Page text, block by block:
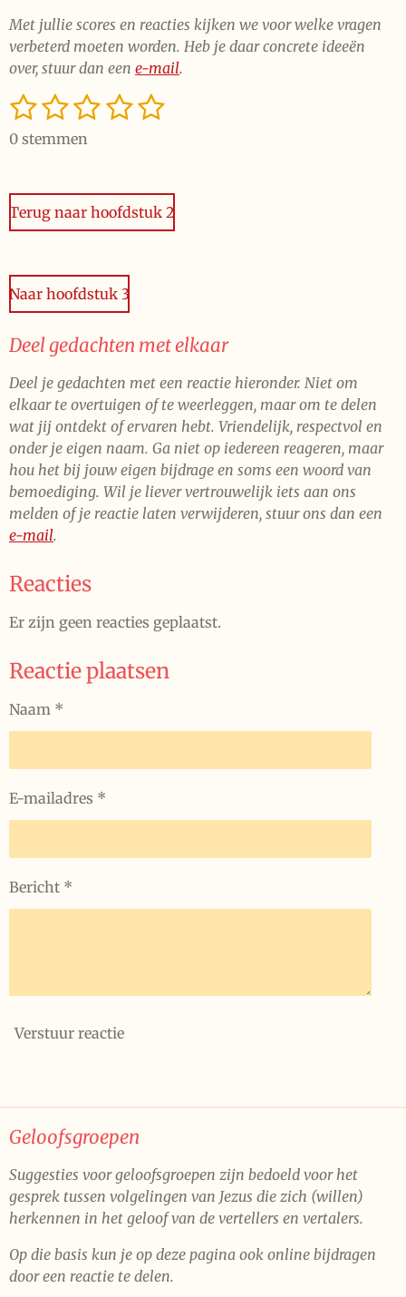
Met jullie scores en reacties kijken we voor welke vragen
verbeterd moeten worden. Heb je daar concrete ideeën
over, stuur dan een e-mail.
R
a
t
n
g
:
s
t
r
e
n
1
s
e
r
2
s
e
r
e
n
3
s
e
r
e
n
4
e
r
e
n
5
e
r
S
e
n
0 stemmen
Terug naar hoofdstuk 2
Naar hoofdstuk 3
Deel gedachten met elkaar
Deel je gedachten met een reactie hieronder. Niet om
elkaar te overtuigen of te weerleggen, maar om te delen
wat jij ontdekt of ervaren hebt. Vriendelijk, respectvol en
onder je eigen naam. Ga niet op iedereen reageren, maar
hou het bij jouw eigen bijdrage en soms een woord van
bemoediging. Wil je liever vertrouwelijk iets aan ons
melden of je reactie laten verwijderen, stuur ons dan een
e-mail.
Reacties
Er zijn geen reacties geplaatst.
Reactie plaatsen
Naam *
E-mailadres *
Bericht *
Verstuur reactie
Geloofsgroepen
Suggesties voor geloofsgroepen zijn bedoeld voor het
gesprek tussen volgelingen van Jezus die zich (willen)
herkennen in het geloof van de vertellers en vertalers.
Op die basis kun je op deze pagina ook online bijdragen
door een reactie te delen.